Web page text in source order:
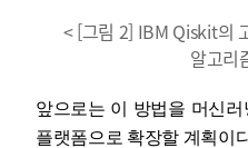
< [그림 2] IBM Qiskit의
알고리
앞으로는 이 방법을 머신
플랫폼으로 확장할 계획이